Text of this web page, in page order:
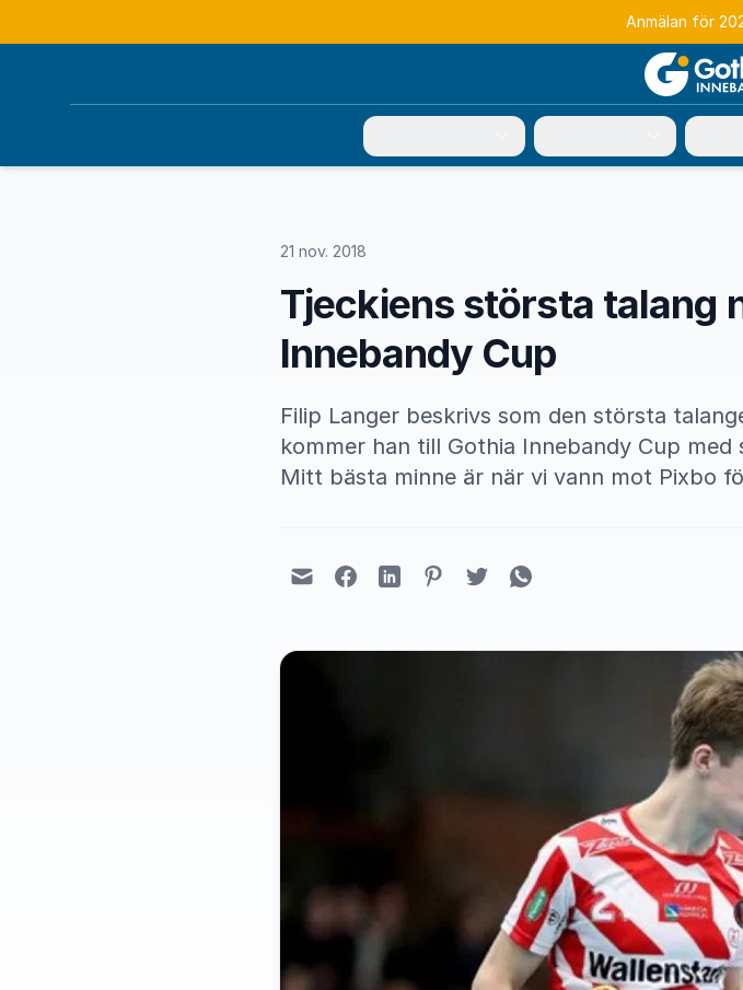
Anmälan för
21 nov. 2018
Tjeckiens största talang
Innebandy Cup
Filip Langer beskrivs som den största
kommer han till Gothia Innebandy Cup
Mitt bästa minne är när vi vann mot Pixbo